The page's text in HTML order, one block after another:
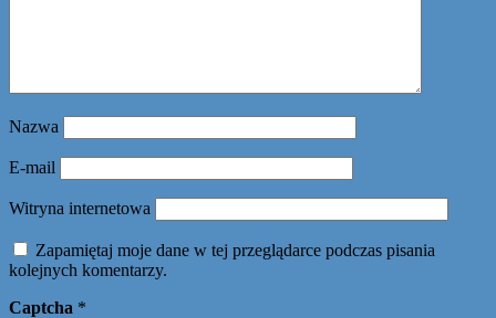
Nazwa
E-mail
Witryna internetowa
Zapamiętaj moje dane w tej przeglądarce podczas pisania
kolejnych komentarzy.
Captcha *